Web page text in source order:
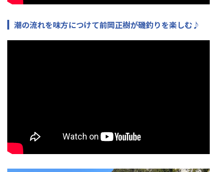
潮の流れを味方につけて前岡正樹が磯釣りを楽しむ♪